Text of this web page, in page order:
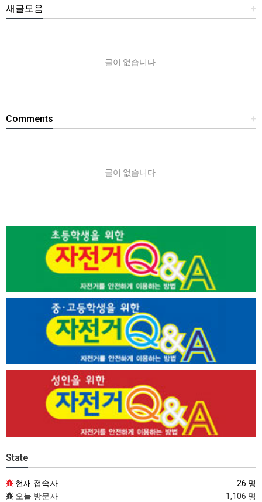
+
새글모음
글이 없습니다.
+
Comments
글이 없습니다.
State
현재 접속자
26 명
오늘 방문자
1,106 명